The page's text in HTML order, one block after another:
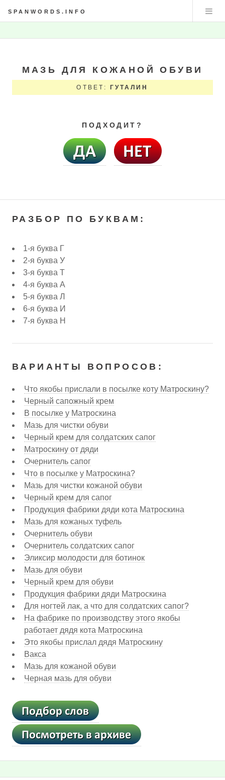
SPANWORDS.INFO
МАЗЬ ДЛЯ КОЖАНОЙ ОБУВИ
ОТВЕТ: ГУТАЛИН
ПОДХОДИТ?
РАЗБОР ПО БУКВАМ:
1-я буква Г
2-я буква У
3-я буква Т
4-я буква А
5-я буква Л
6-я буква И
7-я буква Н
ВАРИАНТЫ ВОПРОСОВ:
Что якобы прислали в посылке коту Матроскину?
Черный сапожный крем
В посылке у Матроскина
Мазь для чистки обуви
Черный крем для солдатских сапог
Матроскину от дяди
Очернитель сапог
Что в посылке у Матроскина?
Мазь для чистки кожаной обуви
Черный крем для сапог
Продукция фабрики дяди кота Матроскина
Мазь для кожаных туфель
Очернитель обуви
Очернитель солдатских сапог
Эликсир молодости для ботинок
Мазь для обуви
Черный крем для обуви
Продукция фабрики дяди Матроскина
Для ногтей лак, а что для солдатских сапог?
На фабрике по производству этого якобы
работает дядя кота Матроскина
Это якобы прислал дядя Матроскину
Вакса
Мазь для кожаной обуви
Черная мазь для обуви